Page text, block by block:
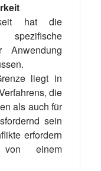
hat die
spezifische
liegt in
die
als auch für
sein
erfordern
einem